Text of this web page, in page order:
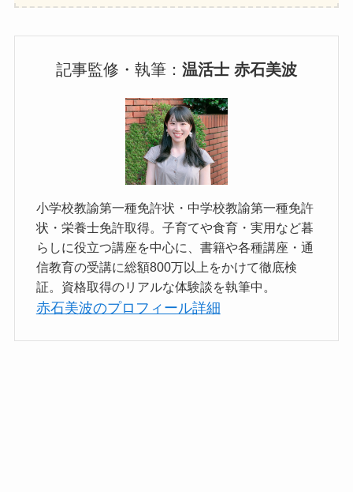
記事監修・執筆： 温活士 赤石美波
小学校教諭第一種免許状・中学校教諭第一種免許
状・栄養士免許取得。子育てや食育・実用など暮
らしに役立つ講座を中心に、書籍や各種講座・通
信教育の受講に総額800万以上をかけて徹底検
証。資格取得のリアルな体験談を執筆中。
赤石美波のプロフィール詳細